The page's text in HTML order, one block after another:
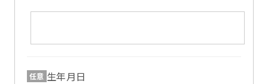
生年月日
任意